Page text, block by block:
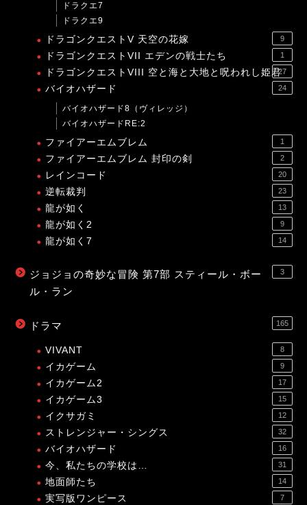
ドラクエ7
ドラクエ9
ドラゴンクエストV 天空の花嫁 9
ドラゴンクエストVII エデンの戦士たち 1
ドラゴンクエストVIII 空と海と大地と呪われし姫君27
バイオハザード 24
バイオハザード8（ヴィレッジ）
バイオハザードRE:2
ファイアーエムブレム 1
ファイアーエムブレム 封印の剣 2
レインコード 20
逆転裁判 23
龍が如く 13
龍が如く2 9
龍が如く7 14
ジョジョの奇妙な冒険 第7部 スティール・ボー
ル・ラン
3
ドラマ 165
VIVANT 8
イカゲーム 9
イカゲーム2 17
イカゲーム3 15
イクサガミ 12
ストレンジャー・シングス 32
バイオハザード 16
今、私たちの学校は… 31
地面師たち 14
実写版ワンピース 7